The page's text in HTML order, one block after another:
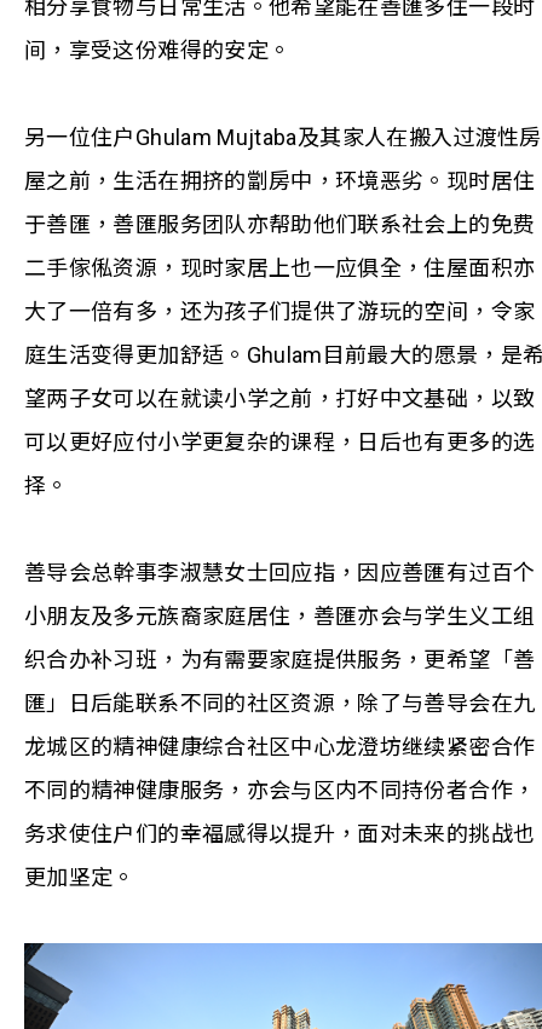
相分享食物与日常生活。他希望能在善匯多住一段时
间，享受这份难得的安定。
另一位住户Ghulam Mujtaba及其家人在搬入过渡性房
屋之前，生活在拥挤的劏房中，环境恶劣。现时居住
于善匯，善匯服务团队亦帮助他们联系社会上的免费
二手傢俬资源，现时家居上也一应俱全，住屋面积亦
大了一倍有多，还为孩子们提供了游玩的空间，令家
庭生活变得更加舒适。Ghulam目前最大的愿景，是
望两子女可以在就读小学之前，打好中文基础，以致
可以更好应付小学更复杂的课程，日后也有更多的选
择。
善导会总幹事李淑慧女士回应指，因应善匯有过百个
小朋友及多元族裔家庭居住，善匯亦会与学生义工组
织合办补习班，为有需要家庭提供服务，更希望「善
匯」日后能联系不同的社区资源，除了与善导会在九
龙城区的精神健康综合社区中心龙澄坊继续紧密合作
不同的精神健康服务，亦会与区内不同持份者合作，
务求使住户们的幸福感得以提升，面对未来的挑战也
更加坚定。